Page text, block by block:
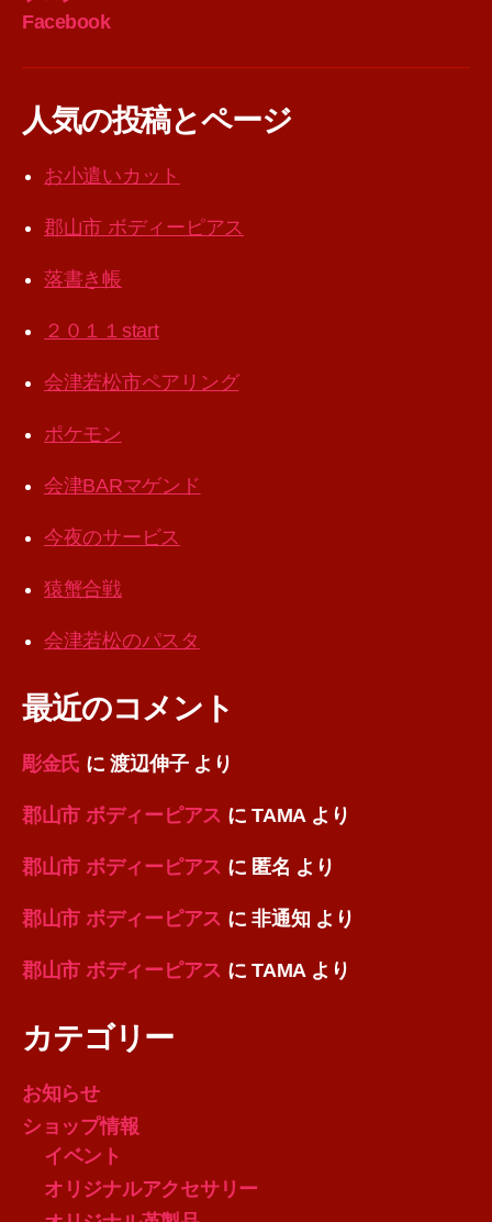
Facebook
人気の投稿とページ
お小遣いカット
郡山市 ボディーピアス
落書き帳
２０１１start
会津若松市ペアリング
ポケモン
会津BARマゲンド
今夜のサービス
猿蟹合戦
会津若松のパスタ
最近のコメント
彫金氏 に渡辺伸子より
郡山市 ボディーピアス にTAMAより
郡山市 ボディーピアス に 匿名 より
郡山市 ボディーピアス に非通知 より
郡山市 ボディーピアス にTAMAより
カテゴリー
お知らせ
ショップ情報
イベント
オリジナルアクセサリー